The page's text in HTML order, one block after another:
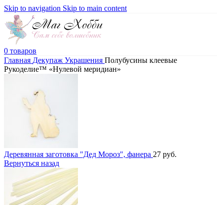
Skip to navigation Skip to main content
0 товаров
Главная Декупаж Украшения Полубусины клеевые
Рукоделие™ «Нулевой меридиан»
Деревянная заготовка "Дед Мороз", фанера 27 руб.
Вернуться назад